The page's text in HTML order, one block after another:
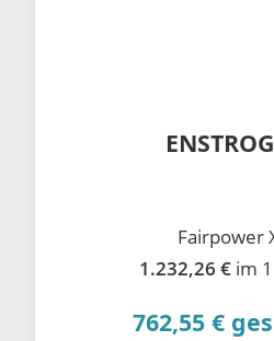
Fairpower
1.232,26 € im
762,55 €